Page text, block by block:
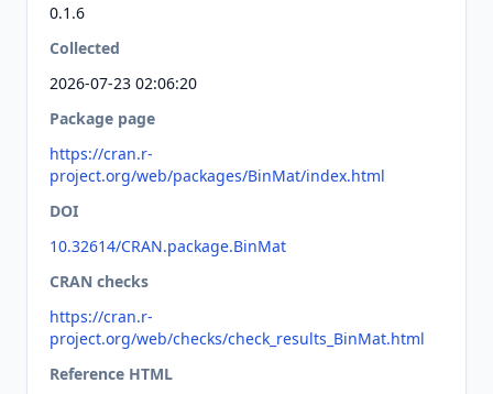
0.1.6
Collected
2026-07-23 02:06:20
Package page
https://cran.r-
project.org/web/packages/BinMat/index.html
DOI
10.32614/CRAN.package.BinMat
CRAN checks
https://cran.r-
project.org/web/checks/check_results_BinMat.html
Reference HTML